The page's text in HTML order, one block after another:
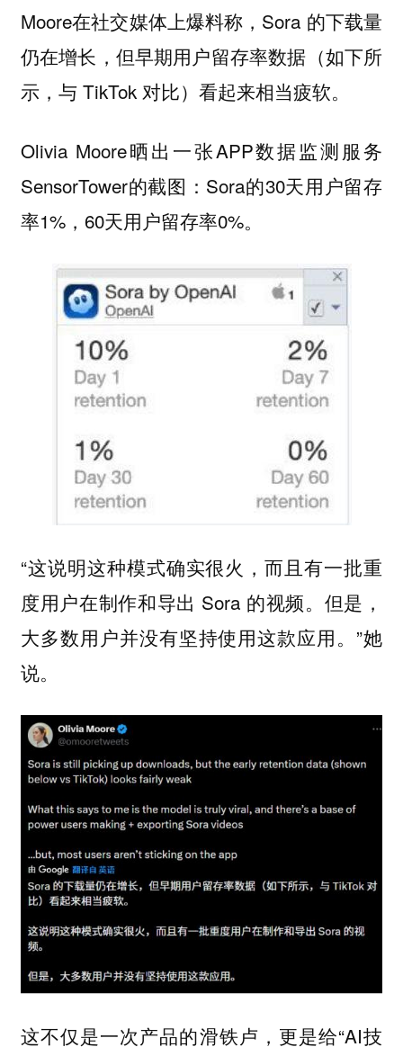
Moore在社交媒体上爆料称，Sora 的下载量
仍在增长，但早期用户留存率数据（如下所
示，与 TikTok 对比）看起来相当疲软。
Olivia Moore晒出一张APP数据监测服务
SensorTower的截图：Sora的30天用户留存
率1%，60天用户留存率0%。
“这说明这种模式确实很火，而且有一批重
度用户在制作和导出 Sora 的视频。但是，
大多数用户并没有坚持使用这款应用。”她
说。
这不仅是一次产品的滑铁卢，更是给“AI技